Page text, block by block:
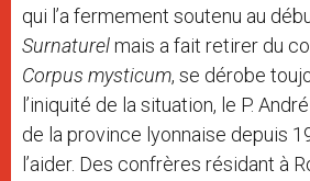
qui l’a fermement soutenu au
Surnaturelmais a fait retirer du
Corpus mysticum, se dérobe
l’iniquité de la situation, le P.
de la province lyonnaise depuis
l’aider. Des confrères résidant à